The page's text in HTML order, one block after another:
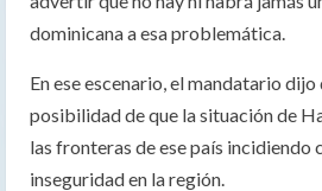
dominicana a esa problemática.
En ese escenario, el mandatario dijo
posibilidad de que la situación de
las fronteras de ese país incidiendo
inseguridad en la región.